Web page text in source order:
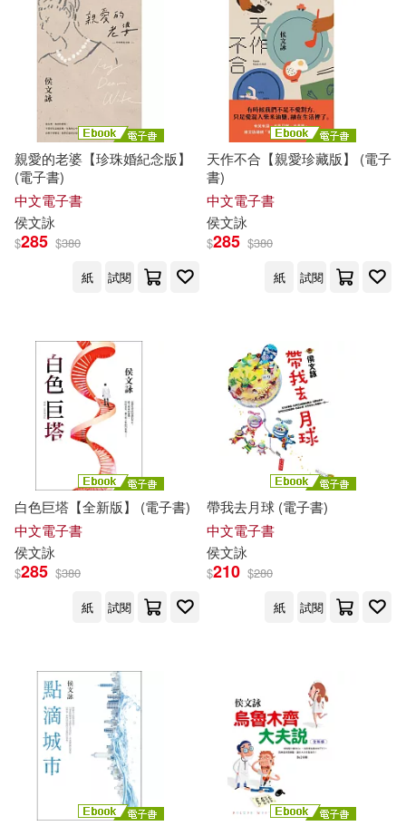
親愛的老婆【珍珠婚紀念版】
(電子書)
中文電子書
侯文詠
$285 $380
紙
試閱
天作不合【親愛珍藏版】 (電子
書)
中文電子書
侯文詠
$285 $380
紙
試閱
白色巨塔【全新版】 (電子書)
中文電子書
侯文詠
$285 $380
紙
試閱
帶我去月球 (電子書)
中文電子書
侯文詠
$210 $280
紙
試閱